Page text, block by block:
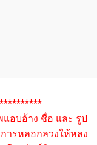
อบอ้าง ชื่อ และ รูป
ารหลอกลวงให้หลง